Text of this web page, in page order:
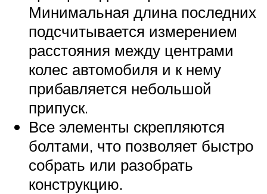
Минимальная длина последних
подсчитывается измерением
расстояния между центрами
колес автомобиля и к нему
прибавляется небольшой
припуск.
Все элементы скрепляются
болтами, что позволяет быстро
собрать или разобрать
конструкцию.